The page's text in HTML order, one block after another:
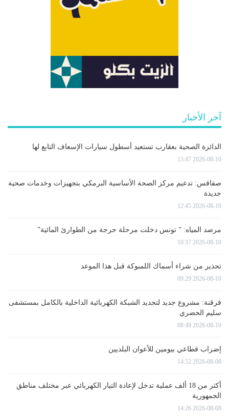
آخر الأخبار
الدائرة الصحية بعقارب تستعيد أسطول سيارات الإسعاف التابع لها
2026-08-10 13:47
صفاقس: تدعيم مركز الصحة الأساسية البرمكي بتجهيزات وخدمات صحية
جديدة
2026-08-10 12:45
مرصد المياه: ” تونس دخلت مرحلة حرجة من الطوارئ المائية”
2026-08-10 10:37
تحذير من شراء أسماك اللمبوكة قبل هذا الموعد
2026-08-10 09:29
قرقنة: مشروع جديد لتجديد الشبكة الكهربائية الداخلية بالكامل بمستشفى
سليم الحضري
2026-08-10 08:49
إضراب قطاعي بيومين للأعوان البلديين
2026-08-08 14:52
أكثر من 18 ألف عملية تدخل لإعادة التيار الكهربائي عبر مختلف مناطق
الجمهورية
2026-08-08 14:26